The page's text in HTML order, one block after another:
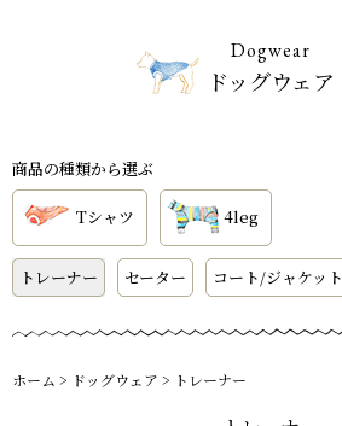
Dogwear
ドッグウェア
商品の種類から選ぶ
Tシャツ 4leg
トレーナー セーター コート/ジャケット
ホーム > ドッグウェア > トレーナー